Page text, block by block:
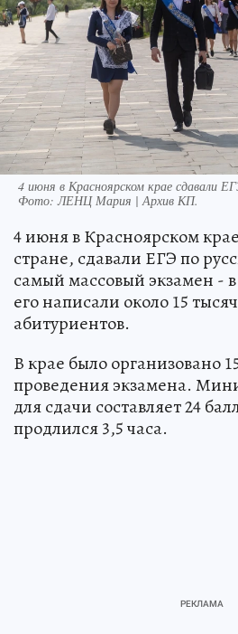
4 июня в Красноярском крае сдавали
Фото:ЛЕНЦ Мария | Архив КП.
4 июня в Красноярском
стране, сдавали ЕГЭ по
самый массовый экзамен -
его написали около 15
абитуриентов.
В крае было организовано
проведения экзамена.
для сдачи составляет 24
продлился 3,5 часа.